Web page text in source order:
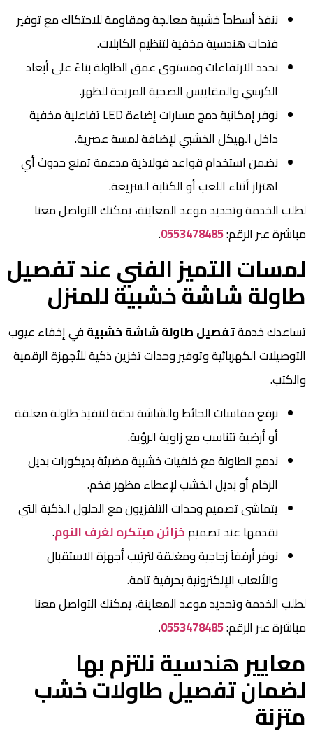
ننفذ أسطحاً خشبية معالجة ومقاومة للاحتكاك مع توفير
فتحات هندسية مخفية لتنظيم الكابلات.
نحدد الارتفاعات ومستوى عمق الطاولة بناءً على أبعاد
الكرسي والمقاييس الصحية المريحة للظهر.
نوفر إمكانية دمج مسارات إضاءة LED تفاعلية مخفية
داخل الهيكل الخشبي لإضافة لمسة عصرية.
نضمن استخدام قواعد فولاذية مدعمة تمنع حدوث أي
اهتزاز أثناء اللعب أو الكتابة السريعة.
لطلب الخدمة وتحديد موعد المعاينة، يمكنك التواصل معنا
مباشرة عبر الرقم:0553478485
.
لمسات التميز الفني عند تفصيل
طاولة شاشة خشبية للمنزل
تساعدك خدمةتفصيل طاولة شاشة خشبيةفي إخفاء عيوب
التوصيلات الكهربائية وتوفير وحدات تخزين ذكية للأجهزة الرقمية
والكتب.
نرفع مقاسات الحائط والشاشة بدقة لتنفيذ طاولة معلقة
أو أرضية تتناسب مع زاوية الرؤية.
ندمج الطاولة مع خلفيات خشبية مضيئة بديكورات بديل
الرخام أو بديل الخشب لإعطاء مظهر فخم.
يتماشى تصميم وحدات التلفزيون مع الحلول الذكية التي
نقدمها عند تصميمخزائن مبتكره لغرف النوم.
نوفر أرففاً زجاجية ومغلقة لترتيب أجهزة الاستقبال
والألعاب الإلكترونية بحرفية تامة.
لطلب الخدمة وتحديد موعد المعاينة، يمكنك التواصل معنا
مباشرة عبر الرقم:0553478485
.
معايير هندسية نلتزم بها
لضمان تفصيل طاولات خشب
متزنة